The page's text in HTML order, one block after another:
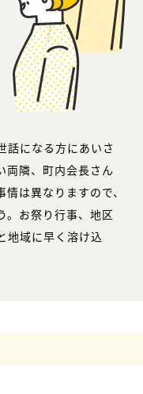
話になる方にあいさ
両隣、町内会長さん
は異なりますので、
。お祭り行事、地区
地域に早く溶け込